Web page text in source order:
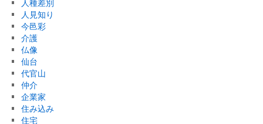
人種差別
人見知り
今邑彩
介護
仏像
仙台
代官山
仲介
企業家
住み込み
住宅